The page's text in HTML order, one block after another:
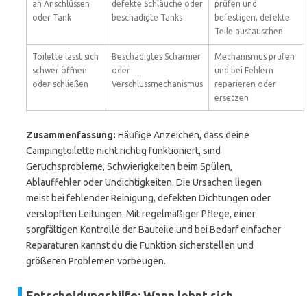
an Anschlüssen
oder Tank
defekte Schläuche oder
beschädigte Tanks
prüfen und
befestigen, defekte
Teile austauschen
Toilette lässt sich
schwer öffnen
oder schließen
Beschädigtes Scharnier
oder
Verschlussmechanismus
Mechanismus prüfen
und bei Fehlern
reparieren oder
ersetzen
Zusammenfassung: Häufige Anzeichen, dass deine
Campingtoilette nicht richtig funktioniert, sind
Geruchsprobleme, Schwierigkeiten beim Spülen,
Ablauffehler oder Undichtigkeiten. Die Ursachen liegen
meist bei fehlender Reinigung, defekten Dichtungen oder
verstopften Leitungen. Mit regelmäßiger Pflege, einer
sorgfältigen Kontrolle der Bauteile und bei Bedarf einfacher
Reparaturen kannst du die Funktion sicherstellen und
größeren Problemen vorbeugen.